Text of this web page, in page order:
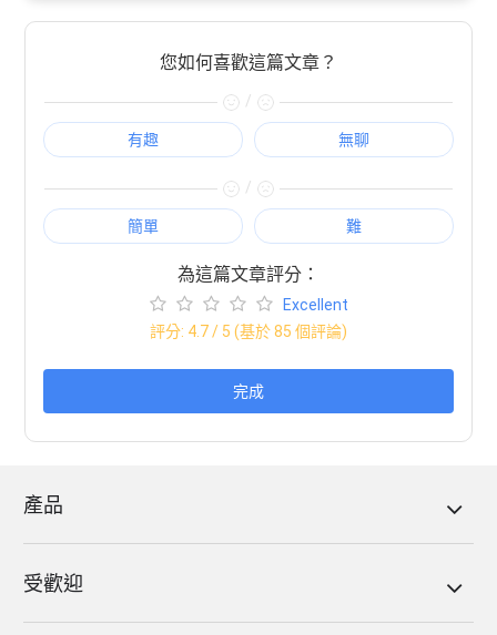
您如何喜歡這篇文章？
/
有趣 無聊
/
簡單 難
為這篇文章評分：
Excellent
評分: 4.7/ 5 (基於85 個評論)
完成
產品
受歡迎